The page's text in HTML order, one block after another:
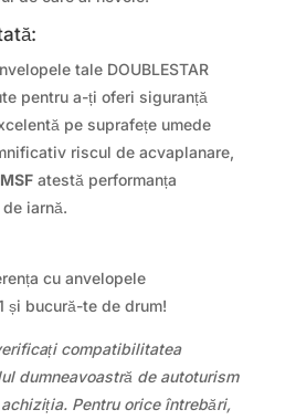
tale DOUBLESTAR
pentru a-ți oferi siguranță
pe suprafețe umede
riscul de acvaplanare,
atestă performanța
iarnă.
cu anvelopele
și bucură-te de drum!
compatibilitatea
dumneavoastră de autoturism
Pentru orice întrebări,